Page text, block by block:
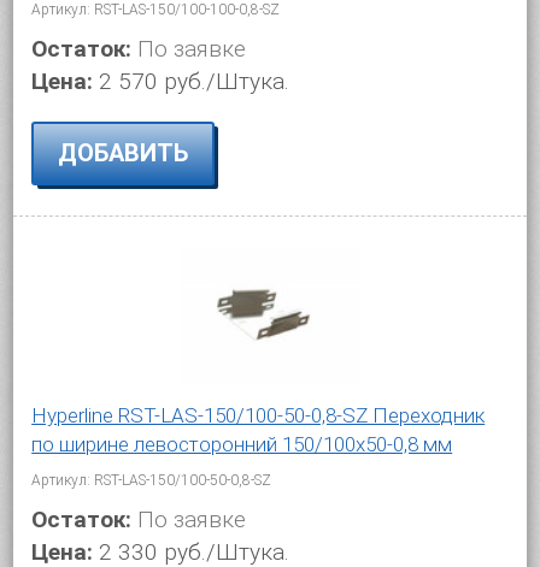
Артикул: RST-LAS-150/100-100-0,8-SZ
Остаток: По заявке
Цена: 2 570 руб./Штука.
ДОБАВИТЬ
Hyperline RST-LAS-150/100-50-0,8-SZ Переходник
по ширине левосторонний 150/100x50-0,8 мм
Артикул: RST-LAS-150/100-50-0,8-SZ
Остаток: По заявке
Цена: 2 330 руб./Штука.